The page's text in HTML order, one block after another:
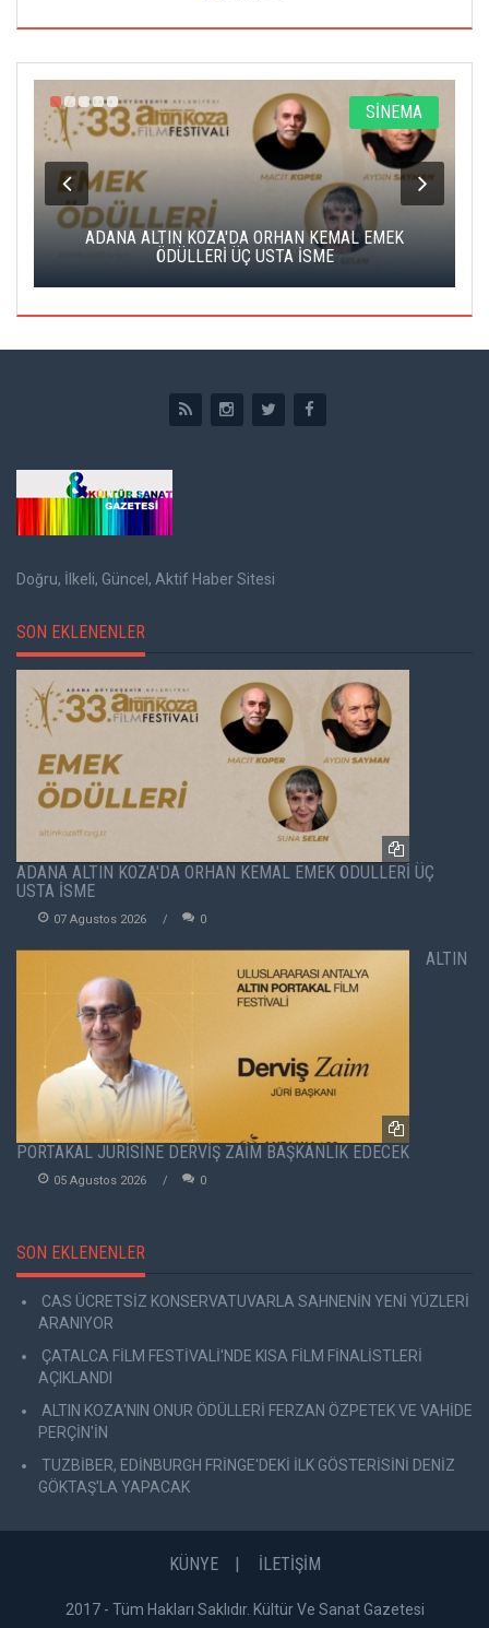
SİNEMA
ADANA ALTIN KOZA'DA ORHAN KEMAL EMEK
ÖDÜLLERİ ÜÇ USTA İSME
Doğru, İlkeli, Güncel, Aktif Haber Sitesi
SON EKLENENLER
ADANA ALTIN KOZA'DA ORHAN KEMAL EMEK ÖDÜLLERİ ÜÇ
USTA İSME
07 Agustos 2026 0
ALTIN
PORTAKAL JÜRİSİNE DERVİŞ ZAİM BAŞKANLIK EDECEK
05 Agustos 2026 0
SON EKLENENLER
CAS ÜCRETSİZ KONSERVATUVARLA SAHNENİN YENİ YÜZLERİ
ARANIYOR
ÇATALCA FİLM FESTİVALİ'NDE KISA FİLM FİNALİSTLERİ
AÇIKLANDI
ALTIN KOZA'NIN ONUR ÖDÜLLERİ FERZAN ÖZPETEK VE VAHİDE
PERÇİN'İN
TUZBİBER, EDİNBURGH FRİNGE'DEKİ İLK GÖSTERİSİNİ DENİZ
GÖKTAŞ'LA YAPACAK
KÜNYE İLETİŞİM
2017 - Tüm Hakları Saklıdır. Kültür Ve Sanat Gazetesi